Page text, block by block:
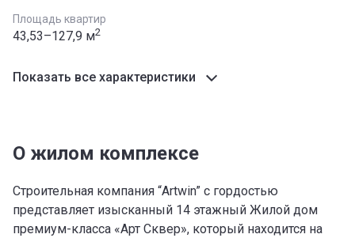
Площадь квартир
43,53–127,9 м2
Показать все характеристики
О жилом комплексе
Строительная компания “Artwin” с гордостью
представляет изысканный 14 этажный Жилой дом
премиум-класса «Арт Сквер», который находится на